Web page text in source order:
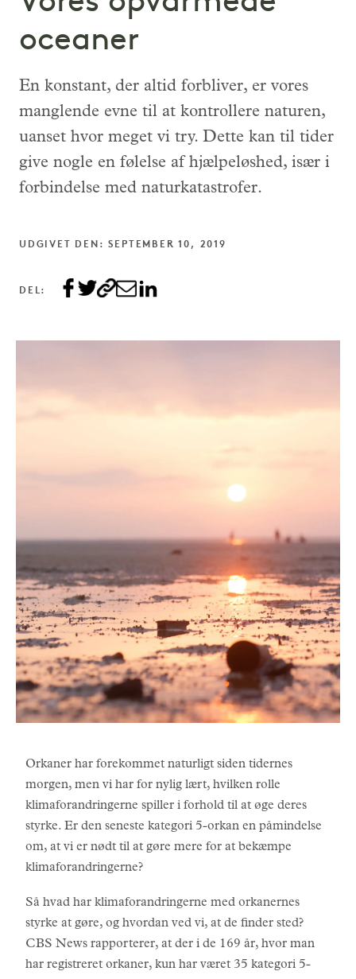
oceaner
En konstant, der altid forbliver, er vores
manglende evne til at kontrollere naturen,
uanset hvor meget vi try. Dette kan til tider
give nogle en følelse af hjælpeløshed, især i
forbindelse med naturkatastrofer.
UDGIVET DEN: SEPTEMBER 10, 2019
DEL:
Orkaner har forekommet naturligt siden tidernes
morgen, men vi har for nylig lært, hvilken rolle
klimaforandringerne spiller i forhold til at øge deres
styrke. Er den seneste kategori 5-orkan en påmindelse
om, at vi er nødt til at gøre mere for at bekæmpe
klimaforandringerne?
Så hvad har klimaforandringerne med orkanernes
styrke at gøre, og hvordan ved vi, at de finder sted?
CBS News rapporterer, at der i de 169 år, hvor man
har registreret orkaner, kun har været 35 kategori 5-